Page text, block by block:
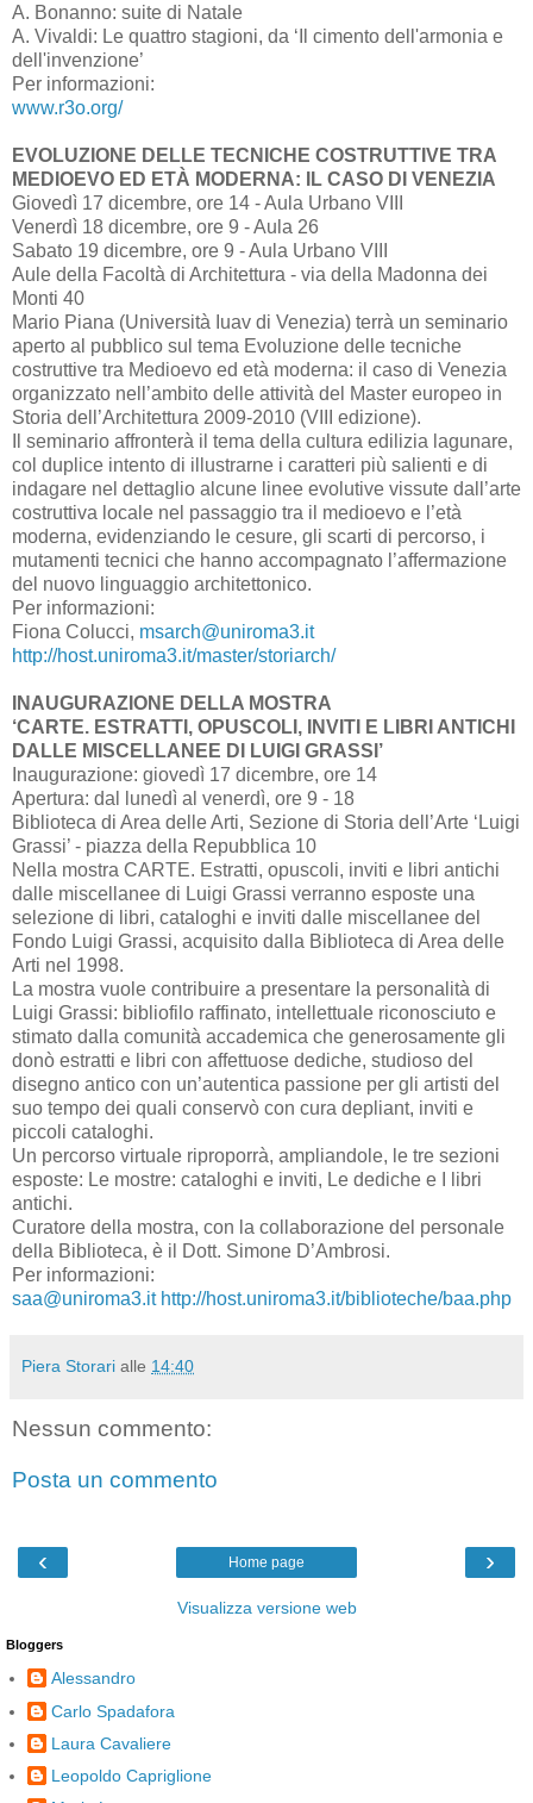
A. Bonanno: suite di Natale
A. Vivaldi: Le quattro stagioni, da ‘Il cimento dell'armonia e
dell'invenzione’
Per informazioni:
www.r3o.org/
EVOLUZIONE DELLE TECNICHE COSTRUTTIVE TRA
MEDIOEVO ED ETÀ MODERNA: IL CASO DI VENEZIA
Giovedì 17 dicembre, ore 14 - Aula Urbano VIII
Venerdì 18 dicembre, ore 9 - Aula 26
Sabato 19 dicembre, ore 9 - Aula Urbano VIII
Aule della Facoltà di Architettura - via della Madonna dei
Monti 40
Mario Piana (Università Iuav di Venezia) terrà un seminario
aperto al pubblico sul tema Evoluzione delle tecniche
costruttive tra Medioevo ed età moderna: il caso di Venezia
organizzato nell’ambito delle attività del Master europeo in
Storia dell’Architettura 2009-2010 (VIII edizione).
Il seminario affronterà il tema della cultura edilizia lagunare,
col duplice intento di illustrarne i caratteri più salienti e di
indagare nel dettaglio alcune linee evolutive vissute dall’arte
costruttiva locale nel passaggio tra il medioevo e l’età
moderna, evidenziando le cesure, gli scarti di percorso, i
mutamenti tecnici che hanno accompagnato l’affermazione
del nuovo linguaggio architettonico.
Per informazioni:
Fiona Colucci, msarch@uniroma3.it
http://host.uniroma3.it/master/storiarch/
INAUGURAZIONE DELLA MOSTRA
‘CARTE. ESTRATTI, OPUSCOLI, INVITI E LIBRI ANTICHI
DALLE MISCELLANEE DI LUIGI GRASSI’
Inaugurazione: giovedì 17 dicembre, ore 14
Apertura: dal lunedì al venerdì, ore 9 - 18
Biblioteca di Area delle Arti, Sezione di Storia dell’Arte ‘Luigi
Grassi’ - piazza della Repubblica 10
Nella mostra CARTE. Estratti, opuscoli, inviti e libri antichi
dalle miscellanee di Luigi Grassi verranno esposte una
selezione di libri, cataloghi e inviti dalle miscellanee del
Fondo Luigi Grassi, acquisito dalla Biblioteca di Area delle
Arti nel 1998.
La mostra vuole contribuire a presentare la personalità di
Luigi Grassi: bibliofilo raffinato, intellettuale riconosciuto e
stimato dalla comunità accademica che generosamente gli
donò estratti e libri con affettuose dediche, studioso del
disegno antico con un’autentica passione per gli artisti del
suo tempo dei quali conservò con cura depliant, inviti e
piccoli cataloghi.
Un percorso virtuale riproporrà, ampliandole, le tre sezioni
esposte: Le mostre: cataloghi e inviti, Le dediche e I libri
antichi.
Curatore della mostra, con la collaborazione del personale
della Biblioteca, è il Dott. Simone D’Ambrosi.
Per informazioni:
saa@uniroma3.it http://host.uniroma3.it/biblioteche/baa.php
Piera Storari alle 14:40
Nessun commento:
Posta un commento
‹ ›
Home page
Visualizza versione web
Bloggers
Alessandro
Carlo Spadafora
Laura Cavaliere
Leopoldo Capriglione